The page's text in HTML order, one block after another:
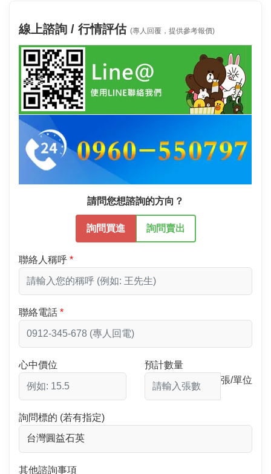
線上諮詢 / 行情評估 (專人回覆，提供參考報價)
請問您想諮詢的方向？
詢問買進 詢問賣出
聯絡人稱呼
聯絡電話
心中價位
預計數量
張/單位
詢問標的 (若有指定)
其他諮詢事項